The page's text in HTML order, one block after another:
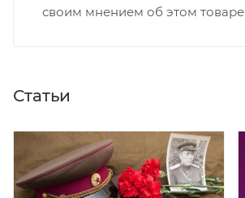
своим мнением об этом товаре
Статьи